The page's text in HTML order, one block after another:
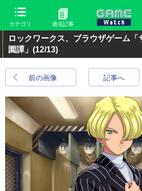
カテゴリ 過去記事
ロックワークス、ブラウザゲーム
園譚」 (12/13)
前の画像 記事へ